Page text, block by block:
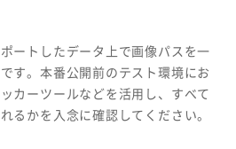
ートしたデータ上で画像パスを一
す。本番公開前のテスト環境にお
カーツールなどを活用し、すべて
るかを入念に確認してください。